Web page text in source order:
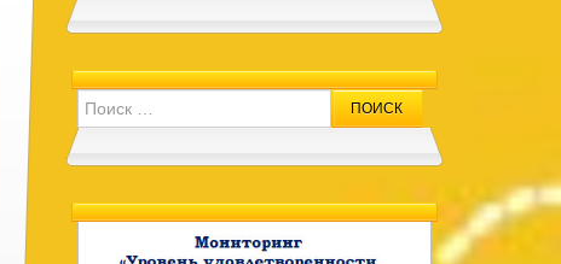
Search for: